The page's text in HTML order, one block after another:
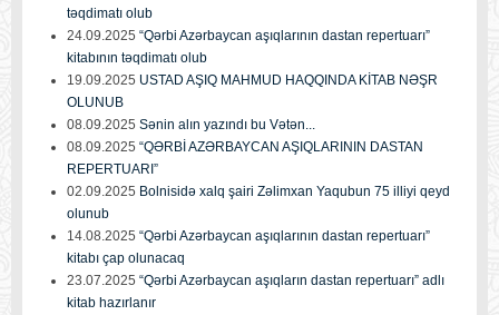
təqdimatı olub
24.09.2025 “Qərbi Azərbaycan aşıqlarının dastan repertuarı”
kitabının təqdimatı olub
19.09.2025 USTAD AŞIQ MAHMUD HAQQINDA KİTAB NƏŞR
OLUNUB
08.09.2025 Sənin alın yazındı bu Vətən...
08.09.2025 “QƏRBİ AZƏRBAYCAN AŞIQLARININ DASTAN
REPERTUARI”
02.09.2025 Bolnisidə xalq şairi Zəlimxan Yaqubun 75 illiyi qeyd
olunub
14.08.2025 “Qərbi Azərbaycan aşıqlarının dastan repertuarı”
kitabı çap olunacaq
23.07.2025 “Qərbi Azərbaycan aşıqların dastan repertuarı” adlı
kitab hazırlanır